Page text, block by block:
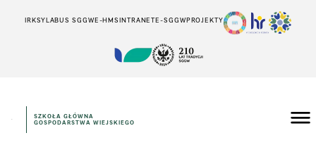
IRKSYLABUS SGGWE-HMSINTRANETE-SGGWPROJEKTY
SZKOŁA GŁÓWNA
GOSPODARSTWA WIEJSKIEGO